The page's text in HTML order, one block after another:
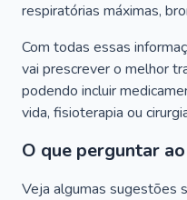
respiratórias máximas,
Com todas essas
vai prescrever o melhor
podendo incluir
vida, fisioterapia ou
O que perguntar
Veja algumas sugestões